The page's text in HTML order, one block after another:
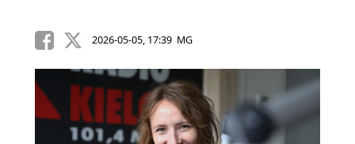
2026-05-05, 17:39 MG